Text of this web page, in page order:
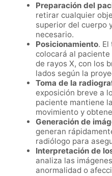
Preparación del
retirar cualquier
superior del cuerpo
necesario.
Posicionamiento.
colocará al
de rayos X, con los
lados según la
Toma de la
exposición breve a
paciente mantiene
movimiento y
Generación de
generan
radiólogo para
Interpretación de
analiza las
anormalidad o